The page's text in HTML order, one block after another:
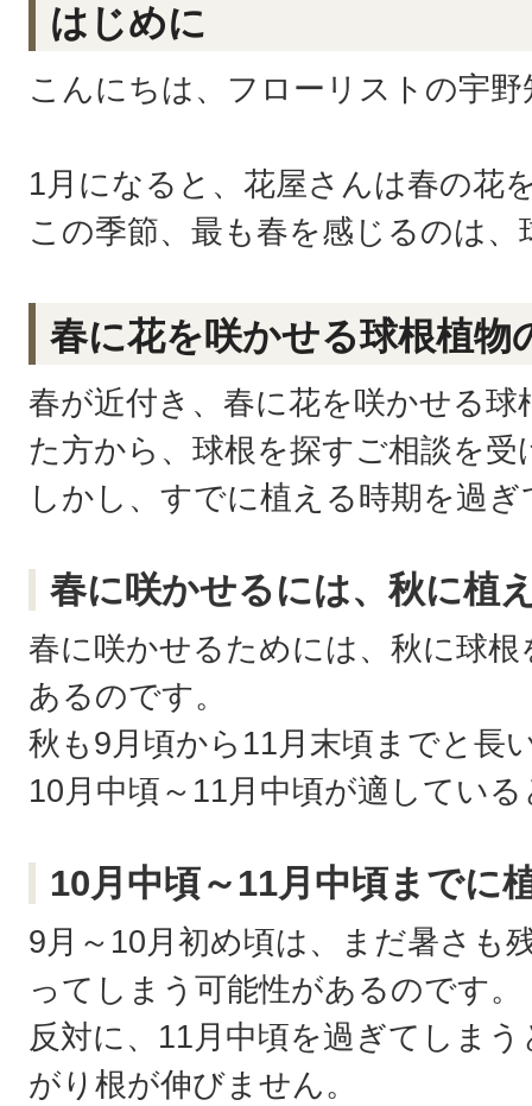
はじめに
こんにちは、フローリストの宇
1月になると、花屋さんは春の花
この季節、最も春を感じるのは
春に花を咲かせる球根植物
春が近付き、春に花を咲かせる
た方から、 球根を探すご相談を
しかし、すでに植える時期を過
春に咲かせるには、秋に植
春に咲かせるためには、秋に球
あるのです。
秋も9月頃から11月末頃までと長
10月中頃～11月中頃が適してい
10月中頃～11月中頃までに
9月～10月初め頃は、まだ暑さも
ってしまう可能性があるのです。
反対に、11月中頃を過ぎてしま
がり根が伸びません。